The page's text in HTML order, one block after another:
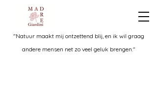
"Natuur maakt mij ontzettend blij, en ik wil graag
andere mensen net zo veel geluk brengen."